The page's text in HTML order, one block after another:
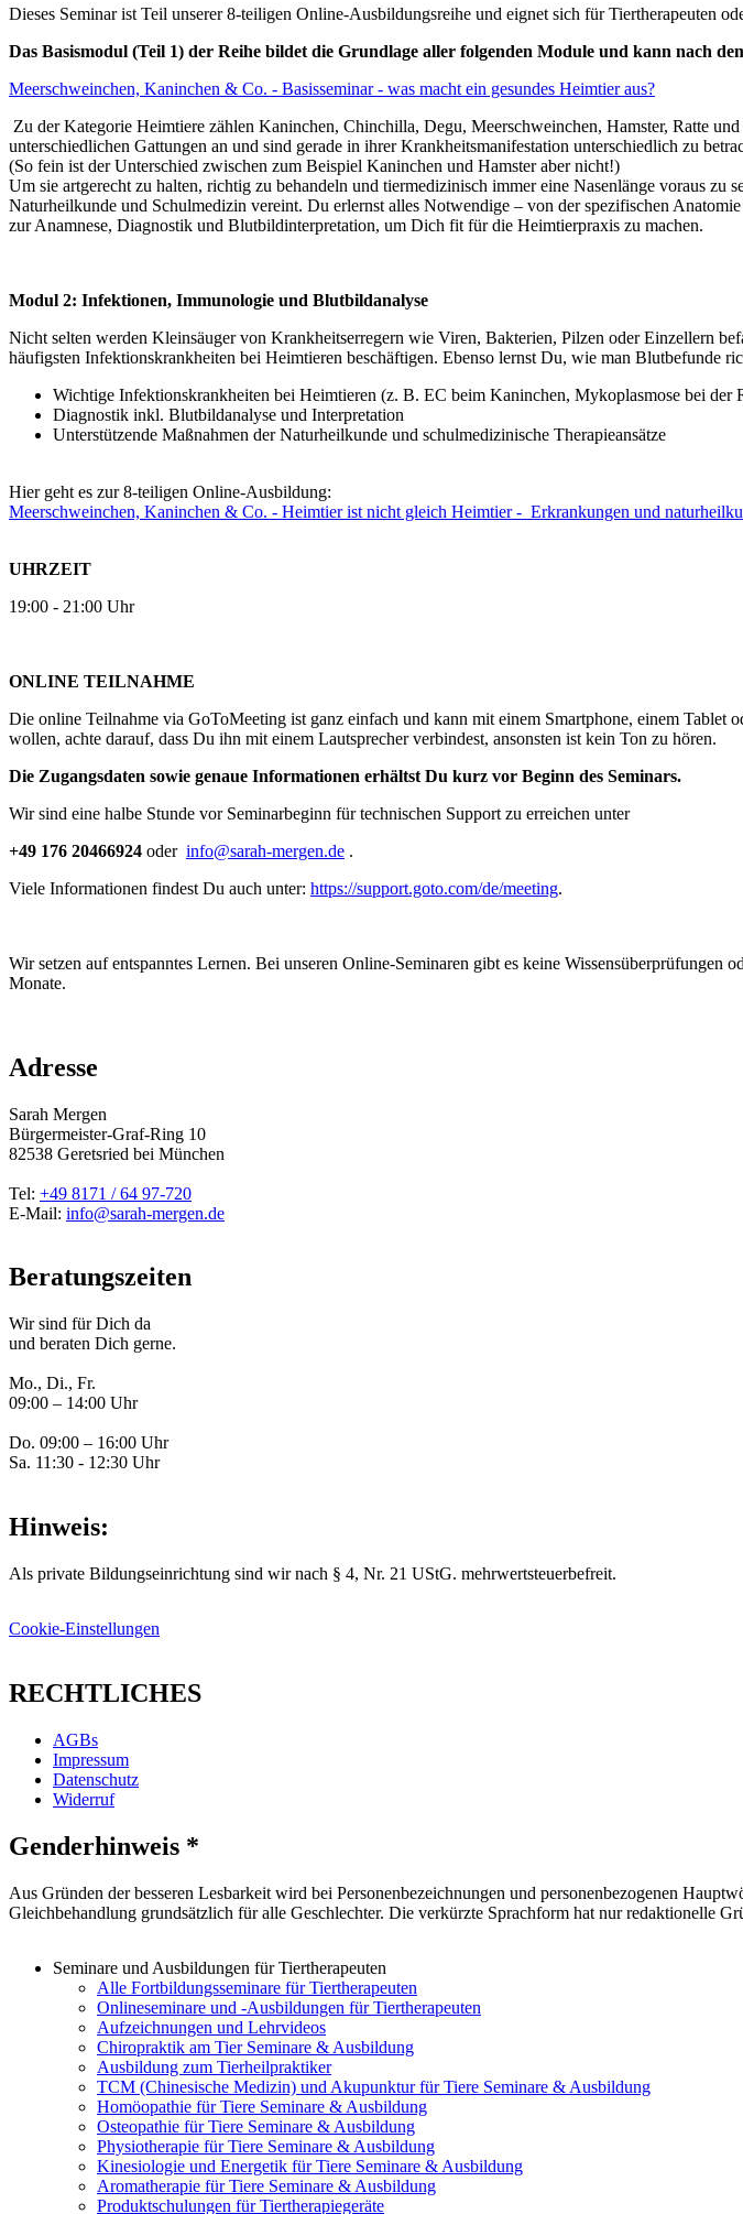
Dieses Seminar ist Teil unserer 8-teiligen Online-Ausbildungsreihe und eignet sich für Tiertherapeuten
Das Basismodul (Teil 1) der Reihe bildet die Grundlage aller folgenden Module und kann nach
Meerschweinchen, Kaninchen & Co. - Basisseminar - was macht ein gesundes Heimtier aus?
Zu der Kategorie Heimtiere zählen Kaninchen, Chinchilla, Degu, Meerschweinchen, Hamster, Ratte
unterschiedlichen Gattungen an und sind gerade in ihrer Krankheitsmanifestation unterschiedlich zu
(So fein ist der Unterschied zwischen zum Beispiel Kaninchen und Hamster aber nicht!)
Um sie artgerecht zu halten, richtig zu behandeln und tiermedizinisch immer eine Nasenlänge voraus zu
Naturheilkunde und Schulmedizin vereint. Du erlernst alles Notwendige – von der spezifischen
zur Anamnese, Diagnostik und Blutbildinterpretation, um Dich fit für die Heimtierpraxis zu machen.
Modul 2: Infektionen, Immunologie und Blutbildanalyse
Nicht selten werden Kleinsäuger von Krankheitserregern wie Viren, Bakterien, Pilzen oder Einzellern
häufigsten Infektionskrankheiten bei Heimtieren beschäftigen. Ebenso lernst Du, wie man Blutbefunde
Wichtige Infektionskrankheiten bei Heimtieren (z. B. EC beim Kaninchen, Mykoplasmose bei der
Diagnostik inkl. Blutbildanalyse und Interpretation
Unterstützende Maßnahmen der Naturheilkunde und schulmedizinische Therapieansätze
Hier geht es zur 8-teiligen Online-Ausbildung:
Meerschweinchen, Kaninchen & Co. - Heimtier ist nicht gleich Heimtier - Erkrankungen und
UHRZEIT
19:00 - 21:00 Uhr
ONLINE TEILNAHME
Die online Teilnahme via GoToMeeting ist ganz einfach und kann mit einem Smartphone, einem Tablet
wollen, achte darauf, dass Du ihn mit einem Lautsprecher verbindest, ansonsten ist kein Ton zu hören.
Die Zugangsdaten sowie genaue Informationen erhältst Du kurz vor Beginn des Seminars.
Wir sind eine halbe Stunde vor Seminarbeginn für technischen Support zu erreichen unter
+49 176 20466924 oder info@sarah-mergen.de .
Viele Informationen findest Du auch unter: https://support.goto.com/de/meeting.
Wir setzen auf entspanntes Lernen. Bei unseren Online-Seminaren gibt es keine
Monate.
Adresse
Sarah Mergen
Bürgermeister-Graf-Ring 10
82538 Geretsried bei München
Tel: +49 8171 / 64 97-720
E-Mail: info@sarah-mergen.de
Beratungszeiten
Wir sind für Dich da
und beraten Dich gerne.
Mo., Di., Fr.
09:00 – 14:00 Uhr
Do. 09:00 – 16:00 Uhr
Sa. 11:30 - 12:30 Uhr
Hinweis:
Als private Bildungseinrichtung sind wir nach § 4, Nr. 21 UStG. mehrwertsteuerbefreit.
Cookie-Einstellungen
RECHTLICHES
AGBs
Impressum
Datenschutz
Widerruf
Genderhinweis *
Aus Gründen der besseren Lesbarkeit wird bei Personenbezeichnungen und personenbezogenen
Gleichbehandlung grundsätzlich für alle Geschlechter. Die verkürzte Sprachform hat nur redaktionelle
Seminare und Ausbildungen für Tiertherapeuten
Alle Fortbildungsseminare für Tiertherapeuten
Onlineseminare und -Ausbildungen für Tiertherapeuten
Aufzeichnungen und Lehrvideos
Chiropraktik am Tier Seminare & Ausbildung
Ausbildung zum Tierheilpraktiker
TCM (Chinesische Medizin) und Akupunktur für Tiere Seminare & Ausbildung
Homöopathie für Tiere Seminare & Ausbildung
Osteopathie für Tiere Seminare & Ausbildung
Physiotherapie für Tiere Seminare & Ausbildung
Kinesiologie und Energetik für Tiere Seminare & Ausbildung
Aromatherapie für Tiere Seminare & Ausbildung
Produktschulungen für Tiertherapiegeräte